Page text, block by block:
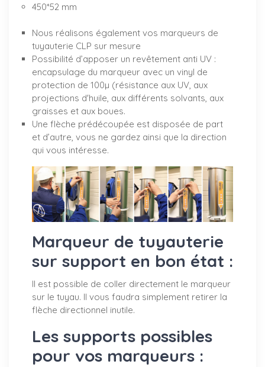
450*52 mm
Nous réalisons également vos marqueurs de
tuyauterie CLP sur mesure
Possibilité d’apposer un revêtement anti UV :
encapsulage du marqueur avec un vinyl de
protection de 100µ (résistance aux UV, aux
projections d'huile, aux différents solvants, aux
graisses et aux boues.
Une flèche prédécoupée est disposée de part
et d’autre, vous ne gardez ainsi que la direction
qui vous intéresse.
Marqueur de tuyauterie
sur support en bon état :
Il est possible de coller directement le marqueur
sur le tuyau. Il vous faudra simplement retirer la
flèche directionnel inutile.
Les supports possibles
pour vos marqueurs :